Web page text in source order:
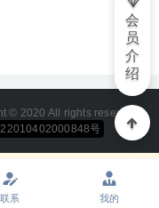
© 2020 All rights reserved
号
会
员
介
绍
联系 我的